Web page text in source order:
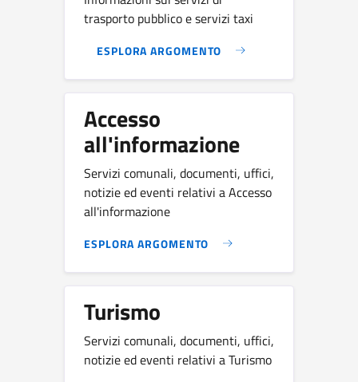
trasporto pubblico e servizi taxi
ESPLORA ARGOMENTO
Accesso
all'informazione
Servizi comunali, documenti, uffici,
notizie ed eventi relativi a Accesso
all'informazione
ESPLORA ARGOMENTO
Turismo
Servizi comunali, documenti, uffici,
notizie ed eventi relativi a Turismo